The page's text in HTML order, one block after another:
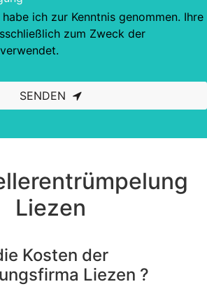
ich zur Kenntnis genommen. Ihre
zum Zweck der
SENDEN
Liezen
Kosten der
Liezen ?